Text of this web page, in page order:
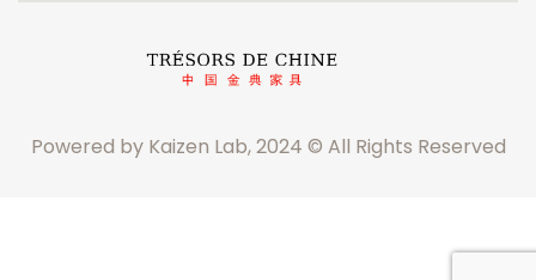
Powered by Kaizen Lab, 2024 © All Rights Reserved